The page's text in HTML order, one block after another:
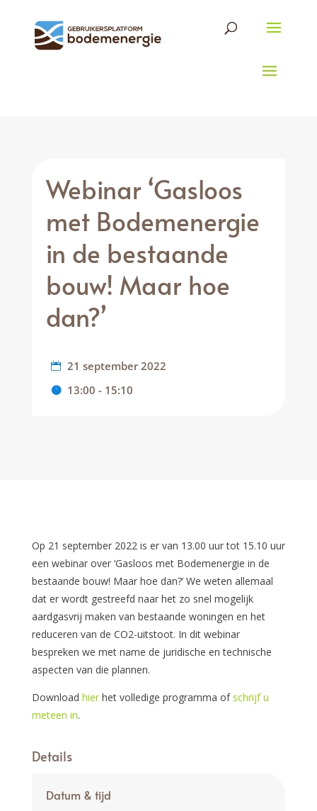
Webinar ‘Gasloos
met Bodemenergie
in de bestaande
bouw! Maar hoe
dan?’
21 september 2022
13:00 - 15:10
Op 21 september 2022 is er van 13.00 uur tot 15.10 uur
een webinar over ‘Gasloos met Bodemenergie in de
bestaande bouw! Maar hoe dan?’ We weten allemaal
dat er wordt gestreefd naar het zo snel mogelijk
aardgasvrij maken van bestaande woningen en het
reduceren van de CO2-uitstoot. In dit webinar
bespreken we met name de juridische en technische
aspecten van die plannen.
Download hierhet volledige programma ofschrijf u
meteen in.
Details
Datum & tijd